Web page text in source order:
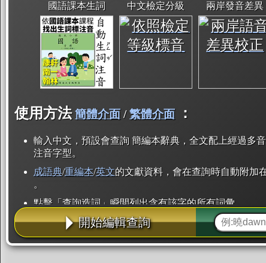
國語課本生詞 中文檢定分級 兩岸發音差異
使用方法 簡體介面/繁體介面 ：
輸入中文，預設會查詢 簡編本辭典，全文配上經過多
注音字型。
成語典/重編本/英文的文獻資料，會在查詢時自動附加
。
點擊「查詢造詞」瞬間列出含有該字的所有詞彙。
點「部首」瞬間列出所有「同部首字」。也支援查詢
辭典解釋的全文都經過自動斷詞，點擊便可瞬間「連
用手動重複輸入。
開始編輯查詢